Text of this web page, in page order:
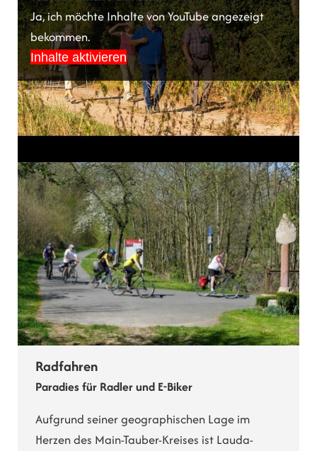
Ja, ich möchte Inhalte von YouTube angezeigt
bekommen.
Inhalte aktivieren
Radfahren
Paradies für Radler und E-Biker
Aufgrund seiner geographischen Lage im
Herzen des Main-Tauber-Kreises ist Lauda-